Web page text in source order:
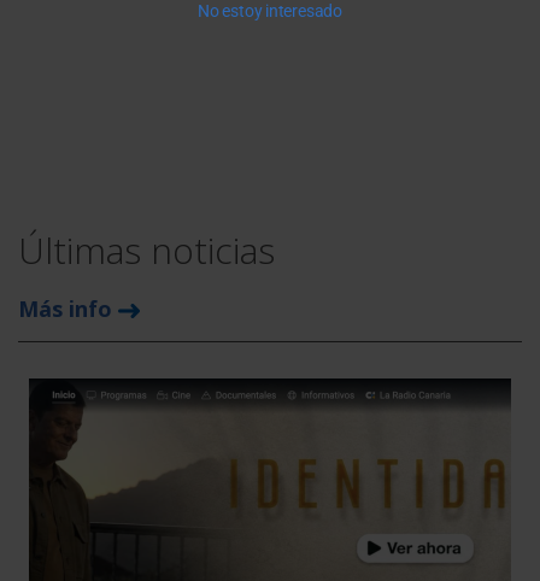
Últimas noticias
Más info
No estoy interesado